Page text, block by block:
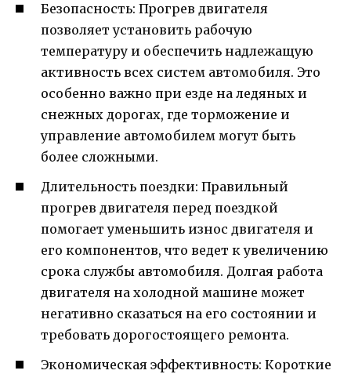
Безопасность: Прогрев двигателя
позволяет установить рабочую
температуру и обеспечить надлежащую
активность всех систем автомобиля. Это
особенно важно при езде на ледяных и
снежных дорогах, где торможение и
управление автомобилем могут быть
более сложными.
Длительность поездки: Правильный
прогрев двигателя перед поездкой
помогает уменьшить износ двигателя и
его компонентов, что ведет к увеличению
срока службы автомобиля. Долгая работа
двигателя на холодной машине может
негативно сказаться на его состоянии и
требовать дорогостоящего ремонта.
Экономическая эффективность: Короткие